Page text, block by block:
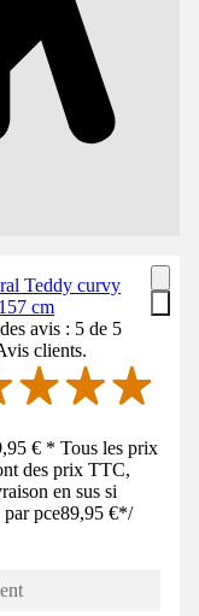
Teddy curvy
cm
avis : 5 de 5
clients.
€ * Tous les prix
des prix TTC,
en sus si
par pce89,95 €*/